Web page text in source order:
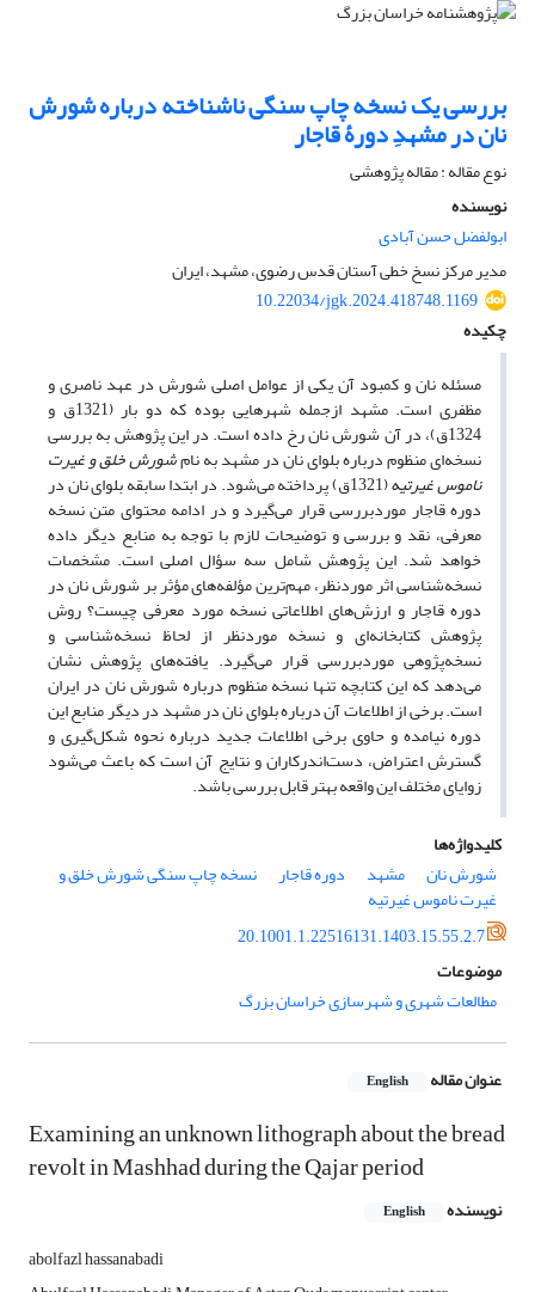
بررسی یک نسخه چاپ سنگی ناشناخته درباره شورش
نان در مشهدِ دورۀ قاجار
نوع مقاله : مقاله پژوهشی
نویسنده
ابولفضل حسن آبادی
مدیر مرکز نسخ خطی آستان قدس رضوی، مشهد، ایران
10.22034/jgk.2024.418748.1169
چکیده
مسئله نان و کمبود آن یکی از عوامل اصلی شورش در عهد ناصری و
مظفری است. مشهد ازجمله شهرهایی بوده که دو بار (1321ق و
1324ق)، در آن شورش نان رخ داده است. در این پژوهش به بررسی
نسخه‌ای منظوم درباره بلوای نان در مشهد به نامشورش خلق و غیرت
ناموس غیرتیه (1321ق) پرداخته می‌شود. در ابتدا سابقه بلوای نان در
دوره قاجار موردبررسی قرار می‌گیرد و در ادامه محتوای متن نسخه
معرفی، نقد و بررسی و توضیحات لازم با توجه به منابع دیگر داده
خواهد شد. این پژوهش شامل سه سؤال اصلی است. مشخصات
نسخه‌شناسی اثر موردنظر، مهم‌ترین مؤلفه‌های مؤثر بر شورش نان در
دوره قاجار و ارزش‌های اطلاعاتی نسخه مورد معرفی چیست؟ روش
پژوهش کتابخانه‌ای و نسخه موردنظر از لحاظ نسخه‌شناسی و
نسخه‌پژوهی موردبررسی قرار می‌گیرد. یافته‌های پژوهش نشان
می‌دهد که این کتابچه تنها نسخه منظوم درباره شورش نان در ایران
است. برخی از اطلاعات آن درباره بلوای نان در مشهد در دیگر منابع این
دوره نیامده و حاوی برخی اطلاعات جدید درباره نحوه شکل‌گیری و
گسترش اعتراض، دست‌اندرکاران و نتایج آن است که باعث می‌شود
زوایای مختلف این واقعه بهتر قابل‌ بررسی باشد.
کلیدواژه‌ها
شورش نان
مشهد دوره قاجار نسخه چاپ سنگی شورش خلق و
غیرت ناموس غیرتیه
20.1001.1.22516131.1403.15.55.2.7
موضوعات
مطالعات شهری و شهرسازی خراسان بزرگ
عنوان مقاله English
Examining an unknown lithograph about the bread
revolt in Mashhad during the Qajar period
نویسنده English
abolfazl hassanabadi